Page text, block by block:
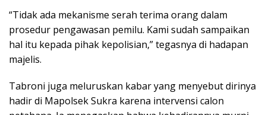
“Tidak ada mekanisme serah terima orang dalam
prosedur pengawasan pemilu. Kami sudah sampaikan
hal itu kepada pihak kepolisian,” tegasnya di hadapan
majelis.
Tabroni juga meluruskan kabar yang menyebut dirinya
hadir di Mapolsek Sukra karena intervensi calon